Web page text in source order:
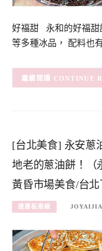
好福甜 永和的好福甜
等多種冰品， 配料也
CONTINUE
[台北美食] 永安蔥
地老的蔥油餅！（
黃昏市場美食/台
捷運板南線 JOYAIJIA